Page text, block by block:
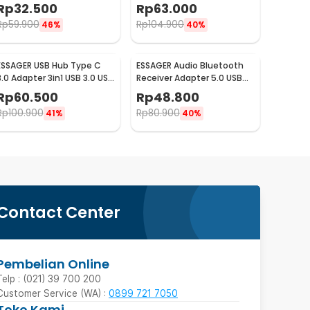
32.500
59.900 46%
Rp63.000
Rp104.900 40%
USB Hub Type C
Adapter 3in1 USB 3.0 USB
2.0 5Gbps - EHBC03-FY0G-
60.500
100.900 41%
ESSAGER Audio Bluetooth
Receiver Adapter 5.0 USB
AUX Spring Wire - EB01
Rp48.800
Rp80.900 40%
Center
Online
: (021) 39 700 200
Service (WA) : 0899 721 7050